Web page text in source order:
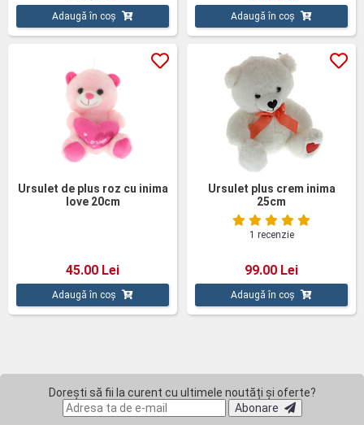
Adaugă în coș Adaugă în coș
Ursulet de plus roz cu inima
love 20cm
45.00 Lei
Adaugă în coș
Ursulet plus crem inima
25cm
1 recenzie
99.00 Lei
Adaugă în coș
Dorești să fii la curent cu ultimele noutăți și oferte?
Abonare